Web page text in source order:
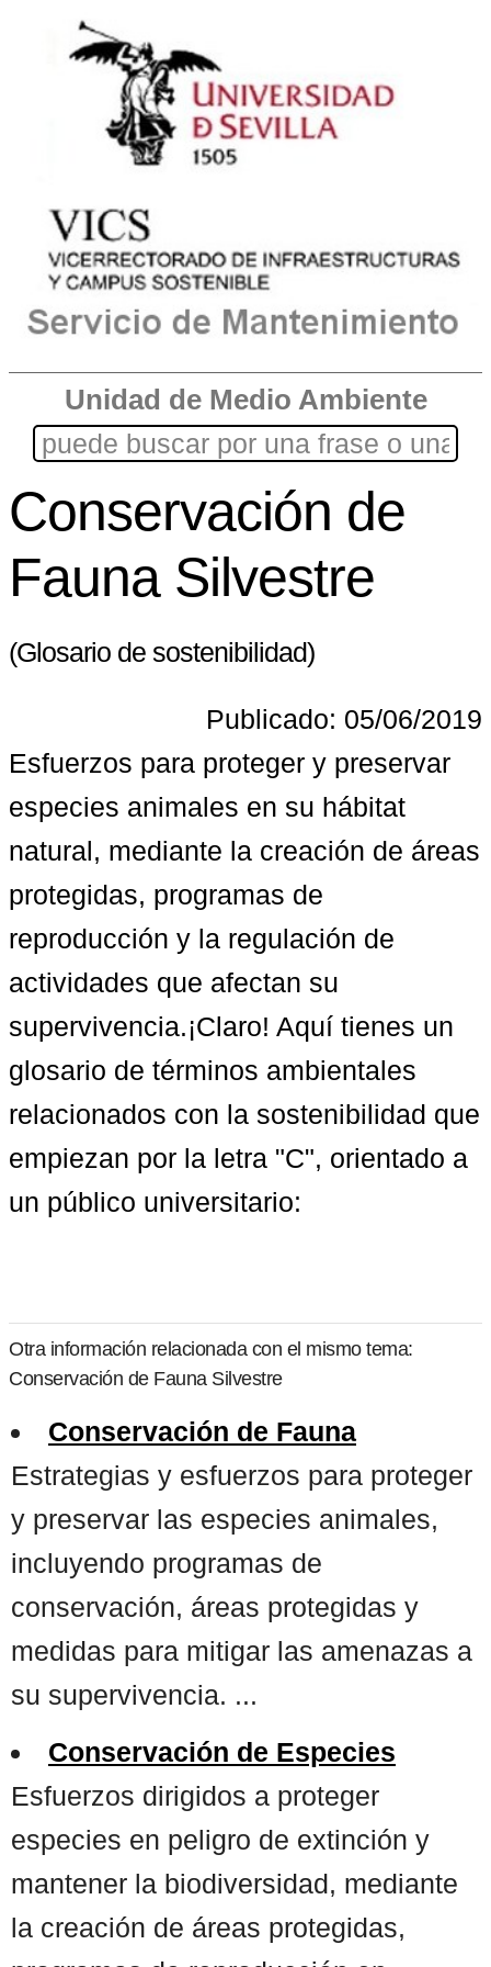
Unidad de Medio Ambiente
Conservación de
Fauna Silvestre
(Glosario de sostenibilidad)
Publicado: 05/06/2019
Esfuerzos para proteger y preservar
especies animales en su hábitat
natural, mediante la creación de áreas
protegidas, programas de
reproducción y la regulación de
actividades que afectan su
supervivencia.¡Claro! Aquí tienes un
glosario de términos ambientales
relacionados con la sostenibilidad que
empiezan por la letra "C", orientado a
un público universitario:
Otra información relacionada con el mismo tema:
Conservación de Fauna Silvestre
Conservación de Fauna
Estrategias y esfuerzos para proteger
y preservar las especies animales,
incluyendo programas de
conservación, áreas protegidas y
medidas para mitigar las amenazas a
su supervivencia. ...
Conservación de Especies
Esfuerzos dirigidos a proteger
especies en peligro de extinción y
mantener la biodiversidad, mediante
la creación de áreas protegidas,